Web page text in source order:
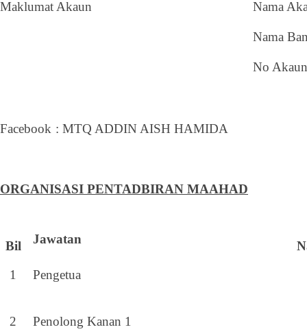
Maklumat Akaun
Nama
Nama
No
Facebook : MTQ ADDIN AISH HAMIDA
ORGANISASI PENTADBIRAN MAAHAD
Bil Jawatan
1
Pengetua
2 Penolong Kanan 1